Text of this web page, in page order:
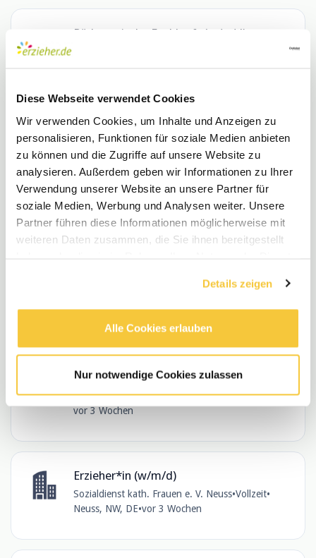
Diese Webseite verwendet Cookies
Wir verwenden Cookies, um Inhalte und Anzeigen zu
personalisieren, Funktionen für soziale Medien anbieten
zu können und die Zugriffe auf unsere Website zu
analysieren. Außerdem geben wir Informationen zu Ihrer
Verwendung unserer Website an unsere Partner für
soziale Medien, Werbung und Analysen weiter. Unsere
Partner führen diese Informationen möglicherweise mit
weiteren Daten zusammen, die Sie ihnen bereitgestellt
Details zeigen
Alle Cookies erlauben
Nur notwendige Cookies zulassen
Pädagogische Fachkraft (m/w/d)
Erzieher (m/w/d)
Impuls Personal GmbH
vor 2 Wochen
Erzieher (m/w/d)
Autismus-Spektrum-Störung (ASS)
(m/w/d)
BiZZ Jugendhilfe GmbH•Teilzeit•Willich, DE•
vor 3 Wochen
Erzieher*in (w/m/d)
Sozialdienst kath. Frauen e. V. Neuss•Vollzeit•
Neuss, NW, DE•vor 3 Wochen